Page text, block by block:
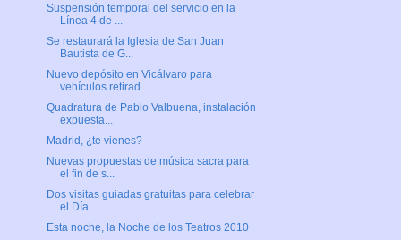
Suspensión temporal del servicio en la
Línea 4 de ...
Se restaurará la Iglesia de San Juan
Bautista de G...
Nuevo depósito en Vicálvaro para
vehículos retirad...
Quadratura de Pablo Valbuena, instalación
expuesta...
Madrid, ¿te vienes?
Nuevas propuestas de música sacra para
el fin de s...
Dos visitas guiadas gratuitas para celebrar
el Día...
Esta noche, la Noche de los Teatros 2010